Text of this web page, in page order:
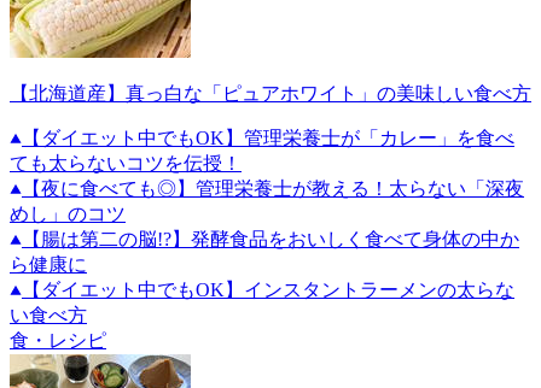
【北海道産】真っ白な「ピュアホワイト」の美味しい食べ方
【ダイエット中でもOK】管理栄養士が「カレー」を食べ
ても太らないコツを伝授！
【夜に食べても◎】管理栄養士が教える！太らない「深夜
めし」のコツ
【腸は第二の脳!?】発酵食品をおいしく食べて身体の中か
ら健康に
【ダイエット中でもOK】インスタントラーメンの太らな
い食べ方
食・レシピ